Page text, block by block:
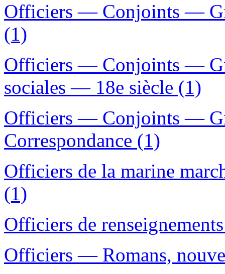
Officiers — Conjoints —
(1)
Officiers — Conjoints —
sociales — 18e siècle (1)
Officiers — Conjoints —
Correspondance (1)
Officiers de la marine
(1)
Officiers de
Officiers — Romans,